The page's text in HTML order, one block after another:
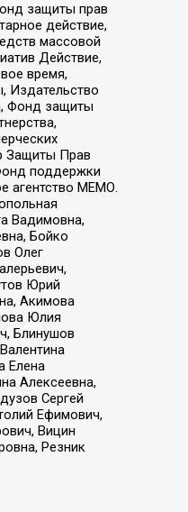
защиты прав
действие,
массовой
Действие,
время,
Издательство
Фонд защиты
Защиты Прав
поддержки
агентство МЕМО.
Вадимовна,
Бойко
Олег
Юрий
Акимова
Юлия
Блинушов
Елена
Алексеевна,
Сергей
Ефимович,
Вицин
Резник